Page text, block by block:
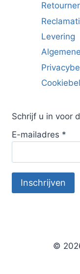
Levering
Schrijf u in voor
E-mailadres *
©